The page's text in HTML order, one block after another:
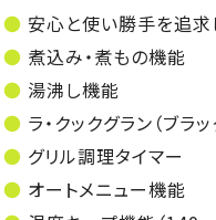
安心と使い勝手を追
煮込み・煮もの機能
湯沸し機能
ラ・クックグラン（ブラ
グリル調理タイマー
オートメニュー機能